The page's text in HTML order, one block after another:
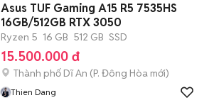
Asus TUF Gaming A15 R5 7535HS
16GB/512GB RTX 3050
Ryzen 5 16 GB 512 GB SSD
15.500.000 đ
Thành phố Dĩ An (P. Đông Hòa mới)
Thien Dang